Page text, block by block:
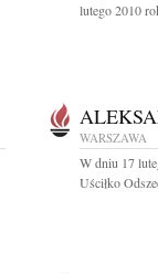
lutego 2010
WARSZAWA
W dniu 17
Uściłko